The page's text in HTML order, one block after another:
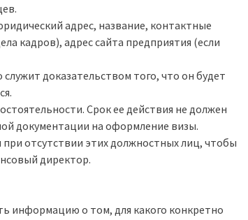
адрес, название, контактные
кадров), адрес сайта предприятия (если
доказательством того, что он будет
Срок ее действия не должен
документации на оформление визы.
при отсутствии этих должностных лиц, чтобы
директор.
информацию о том, для какого конкретно